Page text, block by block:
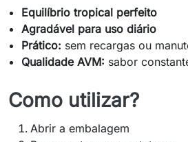
Equilíbrio tropical perfeito
Agradável para uso diário
Prático: sem recargas ou
Qualidade AVM: sabor
Como utilizar?
Abrir a embalagem